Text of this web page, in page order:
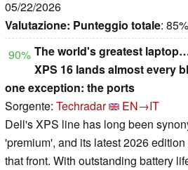
05/22/2026
Valutazione: Punteggio totale: 85%
90% The world's greatest
XPS 16 lands almost every
one exception: the ports
Sorgente: Techradar
EN→IT
Dell's XPS line has long been
'premium', and its latest 2026
that front. With outstanding battery